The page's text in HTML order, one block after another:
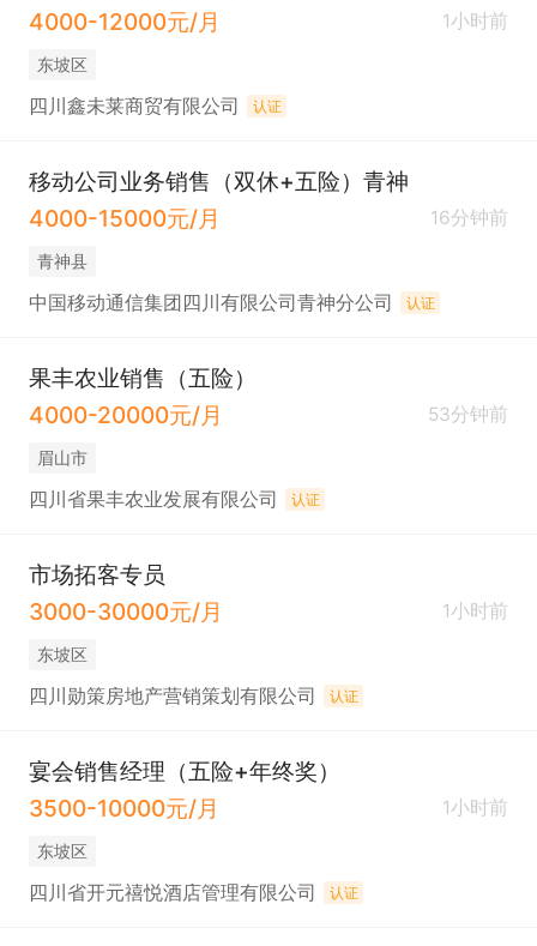
4000-12000元/月
1小时前
东坡区
四川鑫未莱商贸有限公司 认证
移动公司业务销售（双休+五险）青神
4000-15000元/月
16分钟前
青神县
中国移动通信集团四川有限公司青神分公司 认证
果丰农业销售（五险）
4000-20000元/月
53分钟前
眉山市
四川省果丰农业发展有限公司 认证
市场拓客专员
3000-30000元/月
1小时前
东坡区
四川勋策房地产营销策划有限公司 认证
宴会销售经理（五险+年终奖）
3500-10000元/月
1小时前
东坡区
四川省开元禧悦酒店管理有限公司 认证